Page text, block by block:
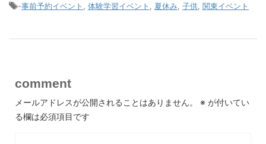
-事前予約イベント 体験学習イベント 夏休み 子供 関東イベント
comment
メールアドレスが公開されることはありません。 ※ が付いてい
る欄は必須項目です